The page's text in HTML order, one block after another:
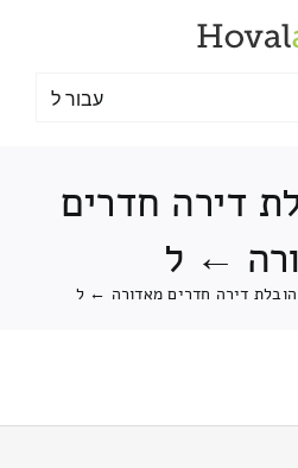
עבור ל
דירה חדרים
← ל
הובלת דירה חדרים מאדורה ← ל